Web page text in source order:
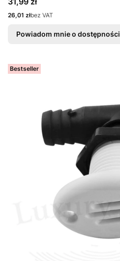
Cena
26,01 złbez VAT
Powiadom mnie o dostępności
Bestseller